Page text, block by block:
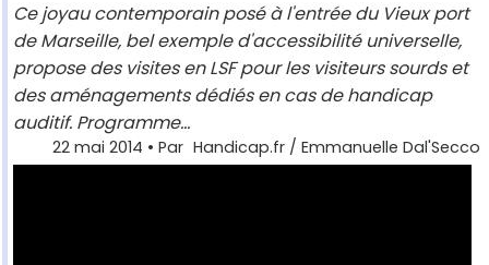
Ce joyau contemporain posé à l'entrée du Vieux port
de Marseille, bel exemple d'accessibilité universelle,
propose des visites en LSF pour les visiteurs sourds et
des aménagements dédiés en cas de handicap
auditif. Programme...
22 mai 2014 • Par Handicap.fr / Emmanuelle Dal'Secco